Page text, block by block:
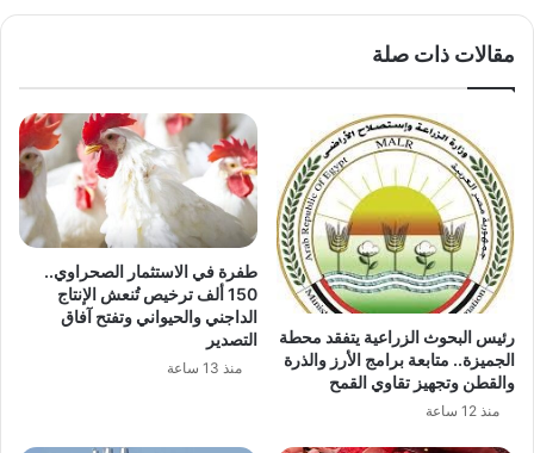
مقالات ذات صلة
رئيس البحوث الزراعية يتفقد محطة
الجميزة.. متابعة برامج الأرز والذرة
والقطن وتجهيز تقاوي القمح
منذ 12 ساعة
طفرة في الاستثمار الصحراوي..
150 ألف ترخيص تُنعش الإنتاج
الداجني والحيواني وتفتح آفاق
التصدير
منذ 13 ساعة